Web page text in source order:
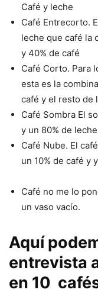
Café y leche
Café Entrecorto.
leche que café la
y 40% de café
Café Corto. Para
esta es la
café y el resto de
Café Sombra El
y un 80% de leche
Café Nube. El
un 10% de café y
Café no me lo
un vaso vacío.
Aquí
entrevista
en 10